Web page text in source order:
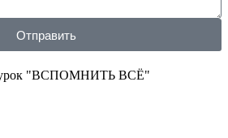
Отправить
урок "ВСПОМНИТЬ ВСЁ"